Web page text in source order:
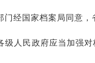
门经国家档案局同意，
级人民政府应当加强